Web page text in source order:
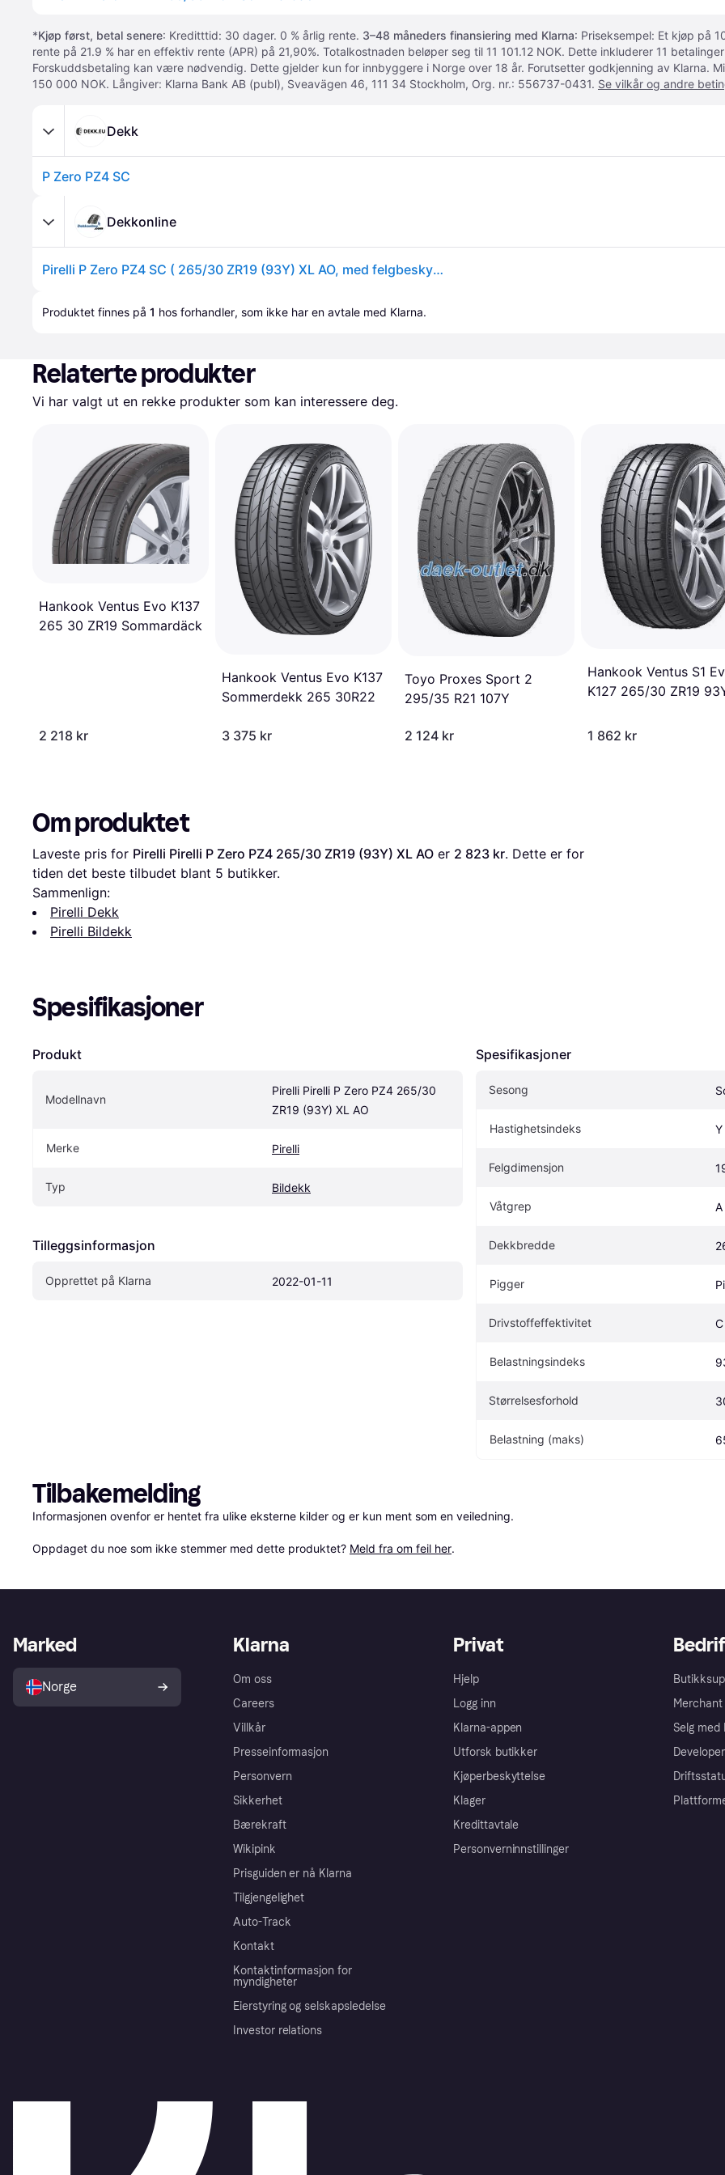
*Kjøp først, betal senere: Kreditttid: 30 dager. 0 % årlig rente. 3–48 måneders finansiering med Klarna: Priseksempel: Et kjøp på
rente på 21.9 % har en effektiv rente (APR) på 21,90%. Totalkostnaden beløper seg til 11 101.12 NOK. Dette inkluderer 11
Forskuddsbetaling kan være nødvendig. Dette gjelder kun for innbyggere i Norge over 18 år. Forutsetter godkjenning av Klarna.
150 000 NOK. Långiver: Klarna Bank AB (publ), Sveavägen 46, 111 34 Stockholm, Org. nr.: 556737-0431. Se vilkår og andre
Dekk
P Zero PZ4 SC
Dekkonline
Pirelli P Zero PZ4 SC ( 265/30 ZR19 (93Y) XL AO, med felgbeskyttelse (MFS) )
Produktet finnes på 1 hos forhandler, som ikke har en avtale med Klarna.
Relaterte produkter
Vi har valgt ut en rekke produkter som kan interessere deg.
Hankook Ventus Evo K137
265 30 ZR19 Sommardäck
2 218 kr
Hankook Ventus Evo K137
Sommerdekk 265 30R22
3 375 kr
Toyo Proxes Sport 2
295/35 R21 107Y
2 124 kr
Hankook Ventus S1
K127 265/30 ZR19
1 862 kr
Om produktet
Laveste pris for Pirelli Pirelli P Zero PZ4 265/30 ZR19 (93Y) XL AO er 2 823 kr. Dette er for
tiden det beste tilbudet blant 5 butikker.
Sammenlign:
Pirelli Dekk
Pirelli Bildekk
Spesifikasjoner
Produkt
Modellnavn
Pirelli Pirelli P Zero PZ4 265/30
ZR19 (93Y) XL AO
Merke Pirelli
Typ Bildekk
Tilleggsinformasjon
Opprettet på Klarna 2022-01-11
Spesifikasjoner
Sesong
Hastighetsindeks
Felgdimensjon
Våtgrep A
Dekkbredde
Pigger
Drivstoffeffektivitet C
Belastningsindeks
Størrelsesforhold
Belastning (maks)
Tilbakemelding
Informasjonen ovenfor er hentet fra ulike eksterne kilder og er kun ment som en veiledning.
Oppdaget du noe som ikke stemmer med dette produktet? Meld fra om feil her.
Klarna
Om oss
Careers
Villkår
Presseinformasjon
Personvern
Sikkerhet
Bærekraft
Wikipink
Prisguiden er nå Klarna
Tilgjengelighet
Auto-Track
Kontakt
Kontaktinformasjon for
myndigheter
Eierstyring og selskapsledelse
Investor relations
Privat
Hjelp
Logg inn
Klarna-appen
Utforsk butikker
Kjøperbeskyttelse
Klager
Kredittavtale
Personverninnstillinger
Merchant
Selg med
Marked
Norge